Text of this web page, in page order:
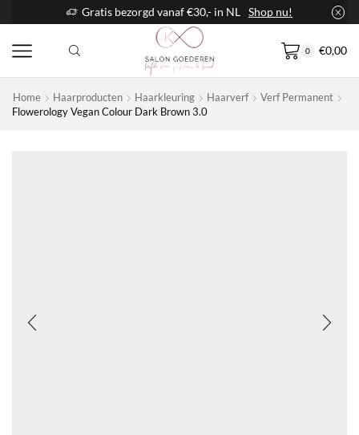
Gratis bezorgd vanaf €30,- in NL Shop nu!
0 €0,00
Home Haarproducten Haarkleuring Haarverf
Verf Permanent
Flowerology Vegan Colour Dark Brown 3.0